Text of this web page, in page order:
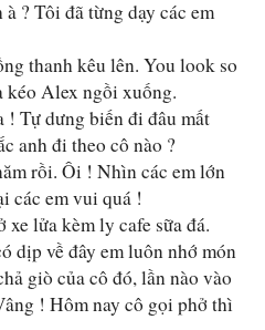
? Tôi đã từng dạy các em
thanh kêu lên. You look so
kéo Alex ngồi xuống.
Tự dưng biến đi đâu mất
anh đi theo cô nào ?
rồi. Ôi ! Nhìn các em lớn
các em vui quá !
lửa kèm ly cafe sữa đá.
dịp về đây em luôn nhớ món
giò của cô đó, lần nào vào
! Hôm nay cô gọi phở thì